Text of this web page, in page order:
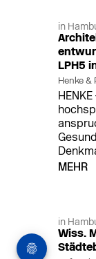
in
LPH5
Henke &
MEHR
in
Wiss.